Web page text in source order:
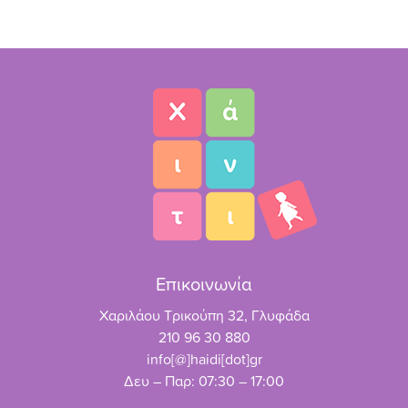
Επικοινωνία
Χαριλάου Τρικούπη 32, Γλυφάδα
210 96 30 880
info[@]haidi[dot]gr
Δευ – Παρ: 07:30 – 17:00